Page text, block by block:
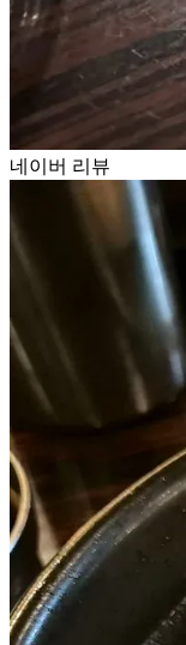
네이버 리뷰